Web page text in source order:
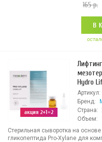
165р.
В
акция 2+1=2
Hydro
Артикул:
Бренд:
Страна:
Объем:
Стерильная сыворотка на
гликопептида Pro-Xylane для